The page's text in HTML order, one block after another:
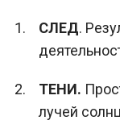
СЛЕД.
ТЕНИ.
лучей